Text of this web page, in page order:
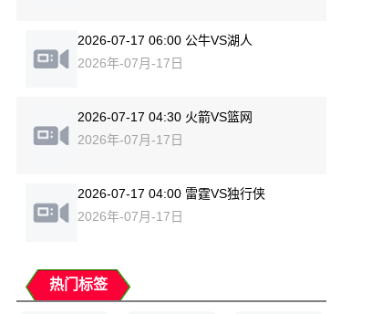
2026-07-17 06:00 公牛VS湖人
2026年-07月-17日
2026-07-17 04:30 火箭VS篮网
2026年-07月-17日
2026-07-17 04:00 雷霆VS独行侠
2026年-07月-17日
热门标签